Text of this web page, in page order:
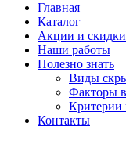
Главная
Каталог
Акции и скидки
Наши работы
Полезно знать
Виды
Факторы
Критерии
Контакты